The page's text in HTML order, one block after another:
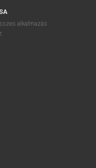
alkalmazás